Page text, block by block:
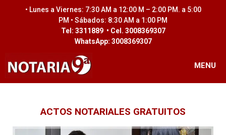
• Lunes a Viernes: 7:30 AM a 12:00 M – 2:00 PM. a 5:00
PM • Sábados: 8:30 AM a 1:00 PM
Tel: 3311889 • Cel. 3008369307
WhatsApp: 3008369307
MENU
ACTOS NOTARIALES GRATUITOS